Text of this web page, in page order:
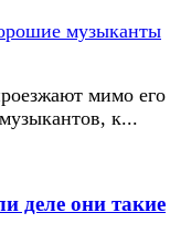
мимо его
к...
деле они такие